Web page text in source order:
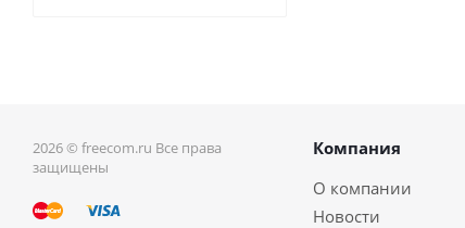
2026 © freecom.ru Все права
защищены
Компания
О компании
Новости